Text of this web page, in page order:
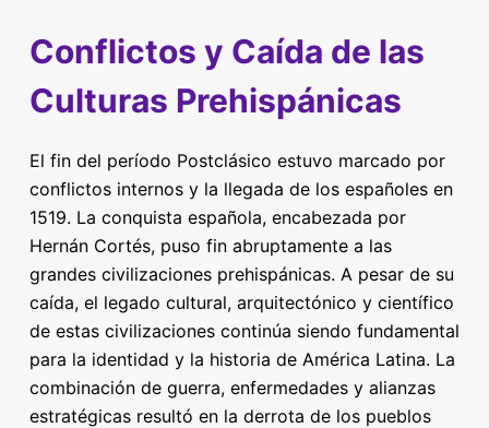
Conflictos y Caída de las
Culturas Prehispánicas
El fin del período Postclásico estuvo marcado por
conflictos internos y la llegada de los españoles en
1519. La conquista española, encabezada por
Hernán Cortés, puso fin abruptamente a las
grandes civilizaciones prehispánicas. A pesar de su
caída, el legado cultural, arquitectónico y científico
de estas civilizaciones continúa siendo fundamental
para la identidad y la historia de América Latina. La
combinación de guerra, enfermedades y alianzas
estratégicas resultó en la derrota de los pueblos